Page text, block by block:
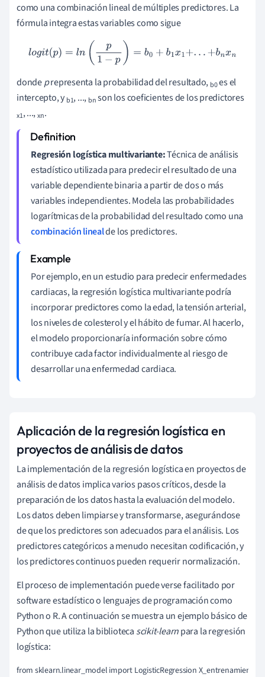
como una combinación lineal de múltiples predictores. La
fórmula integra estas variables como sigue
og it(p )= (p1 p) b0 +b x +...+ n
dondeprepresenta la probabilidad del resultado, b0es el
intercepto, y b1, ..., bnson los coeficientes de los predictores
x1, ...,xn.
Regresión logística multivariante:Técnica de análisis
estadístico utilizada para predecir el resultado de una
variable dependiente binaria a partir de dos o más
variables independientes. Modela las probabilidades
logarítmicas de la probabilidad del resultado como una
combinación linealde los predictores.
Por ejemplo, en un estudio para predecir enfermedades
cardiacas, la regresión logística multivariante podría
incorporar predictores como la edad, la tensión arterial,
los niveles de colesterol y el hábito de fumar. Al hacerlo,
el modelo proporcionaría información sobre cómo
contribuye cada factor individualmente al riesgo de
desarrollar una enfermedad cardiaca.
Aplicación de la regresión logística en
proyectos de análisis de datos
La implementación de la regresión logística en proyectos de
análisis de datos implica varios pasos críticos, desde la
preparación de los datos hasta la evaluación del modelo.
Los datos deben limpiarse y transformarse, asegurándose
de que los predictores son adecuados para el análisis. Los
predictores categóricos a menudo necesitan codificación, y
los predictores continuos pueden requerir normalización.
El proceso de implementación puede verse facilitado por
software estadístico o lenguajes de programación como
Python o R. A continuación se muestra un ejemplo básico de
Python que utiliza la biblioteca scikit-learnpara la regresión
logística:
from sklearn.linear_model import LogisticRegression X_entrenamiento,